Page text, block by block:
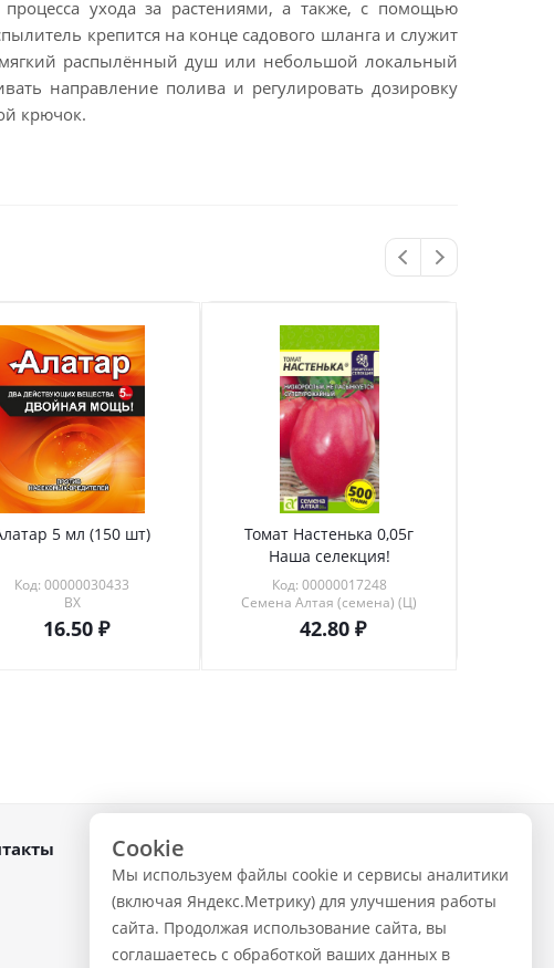
процесса ухода за растениями, а также, с помощью
крепится на конце садового шланга и служит
распылённый душ или небольшой локальный
направление полива и регулировать дозировку
крючок.
5 мл (150 шт)
Код: 00000030433
ВХ
16.50
Томат Настенька 0,05г
Наша селекция!
Код: 00000017248
Семена Алтая (семена) (Ц)
42.80
ЗАКАЗАТЬ ЗВОНОК
Cookie
Мы используем файлы cookie и сервисы аналитики
(включая Яндекс.Метрику) для улучшения работы
сайта. Продолжая использование сайта, вы
соглашаетесь с обработкой ваших данных в